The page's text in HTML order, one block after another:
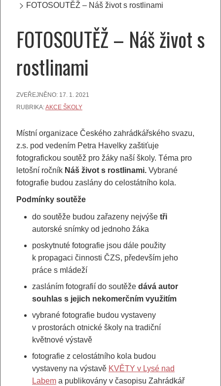
FOTOSOUTĚŽ – Náš život s rostlinami
FOTOSOUTĚŽ – Náš život s
rostlinami
ZVEŘEJNĚNO: 17. 1. 2021
RUBRIKA:AKCE ŠKOLY
Místní organizace Českého zahrádkářského svazu,
z.s. pod vedením Petra Havelky zaštiťuje
fotografickou soutěž pro žáky naší školy. Téma pro
letošní ročník Náš život s rostlinami. Vybrané
fotografie budou zaslány do celostátního kola.
Podmínky soutěže
do soutěže budou zařazeny nejvýše tři
autorské snímky od jednoho žáka
poskytnuté fotografie jsou dále použity
k propagaci činnosti ČZS, především jeho
práce s mládeží
zasláním fotografií do soutěže dává autor
souhlas s jejich nekomerčním využitím
vybrané fotografie budou vystaveny
v prostorách otnické školy na tradiční
květnové výstavě
fotografie z celostátního kola budou
vystaveny na výstavě KVĚTY v Lysé nad
Labem a publikovány v časopisu Zahrádkář